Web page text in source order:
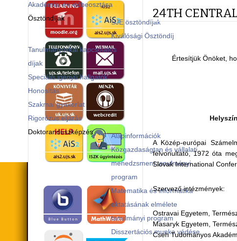
Akadémiai év időbeosztása
Ösztöndíjak
SJE ösztöndíjak
Kiválósági Ösztöndíj
Tanulmányokkal kapcsolatos
díjak
Speciális igényű hallgatók
Honosítás
Szakmai gyakorlat
Rigorózus eljárás
Doktoranduszképzés
Alapinformációk
Közgazdaságtan és vállalati
menedzsment tanulmányi
program
Matematika és informatika
oktatásának elmélete
tanulmányi program
Disszertációs munka védése
24TH
Értesítjük Önöket,
A Közép-európai
felvonultató, 1972 óta
Slovak International
Szervező intézmények:
Ostravai Egyetem,
Masaryk Egyetem,
Cseh Tudományos